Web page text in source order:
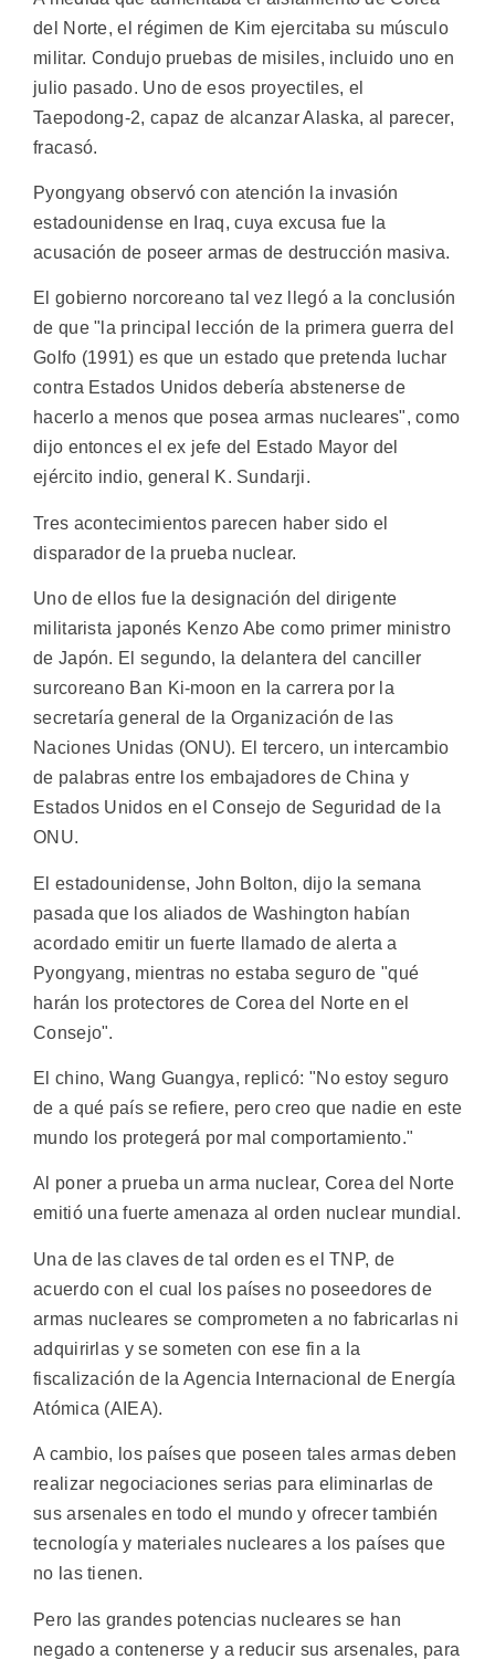
del Norte, el régimen de Kim ejercitaba su músculo
militar. Condujo pruebas de misiles, incluido uno en
julio pasado. Uno de esos proyectiles, el
Taepodong-2, capaz de alcanzar Alaska, al parecer,
fracasó.
Pyongyang observó con atención la invasión
estadounidense en Iraq, cuya excusa fue la
acusación de poseer armas de destrucción masiva.
El gobierno norcoreano tal vez llegó a la conclusión
de que "la principal lección de la primera guerra del
Golfo (1991) es que un estado que pretenda luchar
contra Estados Unidos debería abstenerse de
hacerlo a menos que posea armas nucleares", como
dijo entonces el ex jefe del Estado Mayor del
ejército indio, general K. Sundarji.
Tres acontecimientos parecen haber sido el
disparador de la prueba nuclear.
Uno de ellos fue la designación del dirigente
militarista japonés Kenzo Abe como primer ministro
de Japón. El segundo, la delantera del canciller
surcoreano Ban Ki-moon en la carrera por la
secretaría general de la Organización de las
Naciones Unidas (ONU). El tercero, un intercambio
de palabras entre los embajadores de China y
Estados Unidos en el Consejo de Seguridad de la
ONU.
El estadounidense, John Bolton, dijo la semana
pasada que los aliados de Washington habían
acordado emitir un fuerte llamado de alerta a
Pyongyang, mientras no estaba seguro de "qué
harán los protectores de Corea del Norte en el
Consejo".
El chino, Wang Guangya, replicó: "No estoy seguro
de a qué país se refiere, pero creo que nadie en este
mundo los protegerá por mal comportamiento."
Al poner a prueba un arma nuclear, Corea del Norte
emitió una fuerte amenaza al orden nuclear mundial.
Una de las claves de tal orden es el TNP, de
acuerdo con el cual los países no poseedores de
armas nucleares se comprometen a no fabricarlas ni
adquirirlas y se someten con ese fin a la
fiscalización de la Agencia Internacional de Energía
Atómica (AIEA).
A cambio, los países que poseen tales armas deben
realizar negociaciones serias para eliminarlas de
sus arsenales en todo el mundo y ofrecer también
tecnología y materiales nucleares a los países que
no las tienen.
Pero las grandes potencias nucleares se han
negado a contenerse y a reducir sus arsenales, para